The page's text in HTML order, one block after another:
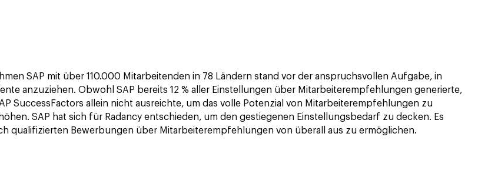
SAP mit über 110.000 Mitarbeitenden in 78 Ländern stand vor der anspruchsvollen Aufgabe, in
anzuziehen. Obwohl SAP bereits 12 % aller Einstellungen über Mitarbeiterempfehlungen generierte,
SuccessFactors allein nicht ausreichte, um das volle Potenzial von Mitarbeiterempfehlungen zu
SAP hat sich für Radancy entschieden, um den gestiegenen Einstellungsbedarf zu decken. Es
qualifizierten Bewerbungen über Mitarbeiterempfehlungen von überall aus zu ermöglichen.